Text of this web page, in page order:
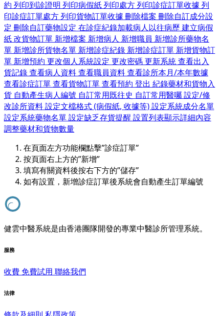
約 列印到診證明 列印病假紙列印處方列印診症訂單收據 列
印診症訂單處方列印貨物訂單收據 刪除檔案 刪除自訂成分設
定 刪除自訂藥物設定 在診症紀錄加載病人以往病歷 建立病假
紙改貨物訂單 新增檔案 新增病人 新增職員 新增診所藥物名
單 新增診所貨物名單 新增診症紀錄 新增診症訂單 新增貨物訂
單 新增預約 更改個人系統設定 更改密碼更新系統查看出入
貨記錄查看病人資料查看職員資料查看診所本月/本年數據
查看診症訂單查看貨物訂單查看預約 登出 紀錄藥材和貨物入
貨 自動產生病人編號 自訂常用既往史 自訂常用醫囑設定/修
改診所資料設定文檔格式 (病假紙, 收據等)設定系統成分名單
設定系統藥物名單設定缺乏存貨提醒 設置列表顯示詳細內容
調整藥材和貨物數量
在頁面左方功能欄點擊”診症訂單”
按頁面右上方的”新增”
填寫有關資料後按右下方的”儲存”
如有設置，新增診症訂單後系統會自動產生訂單編號
健雲中醫系統是由香港團隊開發的專業中醫診所管理系統。
服務
收費 免費試用 聯絡我們
法律